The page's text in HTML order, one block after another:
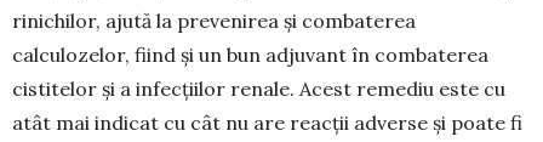
rinichilor, ajută la prevenirea și comba­te­­rea
calculozelor, fiind și un bun adjuvant în com­ba­­terea
cistitelor și a infecțiilor renale. Acest reme­diu este cu
atât mai indicat cu cât nu are reacții ad­verse și poate fi